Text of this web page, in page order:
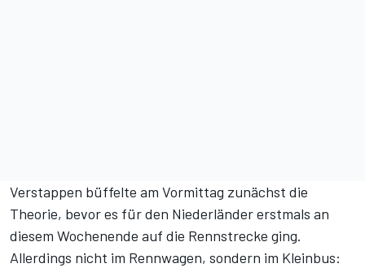
Verstappen büffelte am Vormittag zunächst die
Theorie, bevor es für den Niederländer erstmals an
diesem Wochenende auf die Rennstrecke ging.
Allerdings nicht im Rennwagen, sondern im Kleinbus: